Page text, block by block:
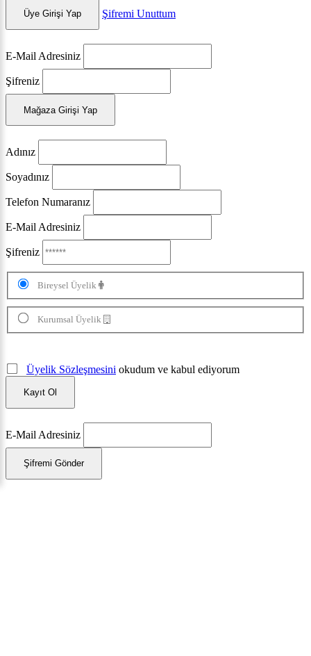
Üye Girişi Yap Şifremi Unuttum
E-Mail Adresiniz
Şifreniz
Mağaza Girişi Yap
Adınız
Soyadınız
Telefon Numaranız
E-Mail Adresiniz
Şifreniz
Bireysel Üyelik
Kurumsal Üyelik
Üyelik Sözleşmesini okudum ve kabul ediyorum
Kayıt Ol
E-Mail Adresiniz
Şifremi Gönder